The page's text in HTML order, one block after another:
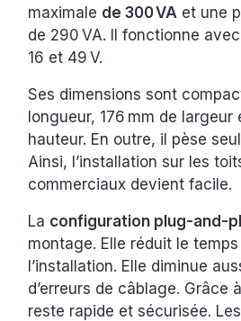
maximale de 300 VA et une
de 290 VA. Il fonctionne
16 et 49 V.
Ses dimensions sont
longueur, 176 mm de largeur
hauteur. En outre, il pèse
Ainsi, l’installation sur les
commerciaux devient facile.
La configuration plug-and-
montage. Elle réduit le
l’installation. Elle diminue
d’erreurs de câblage. Grâce
reste rapide et sécurisée.